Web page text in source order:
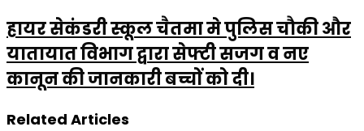
हायर सेकंडरी स्कूल चैतमा मे पुलिस चौकी और
यातायात विभाग द्वारा सेफ्टी सजग व नए
कानून की जानकारी बच्चों को दी।
Related Articles